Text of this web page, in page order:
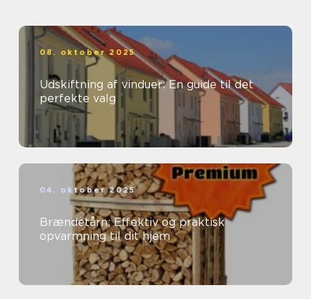
08. oktober 2025
Udskiftning af vinduer: En guide til det
perfekte valg
04. oktober 2025
Brændetårn: Effektiv og praktisk
opvarmning til dit hjem